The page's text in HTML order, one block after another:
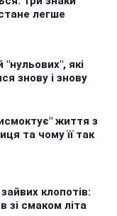
легше
які
знову і знову
життя з
та чому її так
клопотів:
зі смаком літа